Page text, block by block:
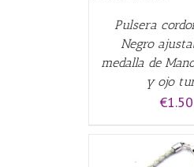
Pulsera
Negro
medalla de
y ojo
€1.50